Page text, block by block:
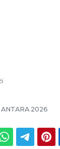
ANTARA 2026